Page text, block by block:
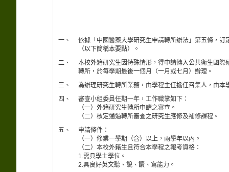
一、
依據「中國醫藥大學研究生申請轉所辦法」第五條，
（以下簡稱本要點）。
二、
本校外籍研究生因特殊情形，得申請轉入公共衛生國
轉所，於每學期最後一個月（一月或七月）辦理。
三、
為辦理研究生轉所業務，由學程主任擔任召集人，由本
四、
審查小組委員任期一年，工作職掌如下：
（一）外籍研究生轉所申請之審查。
（二）核定通過轉所審查之研究生應修及補修課程。
五、
申請條件：
（一）修業一學期（含）以上，兩學年以內。
（二）本校外籍生且符合本學程之報考資格：
1.需具學士學位。
2.具良好英文聽、說、讀、寫能力。